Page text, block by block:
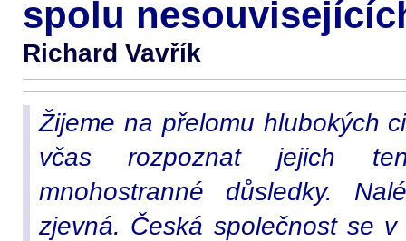
spolu
Richard Vavřík
Žijeme na přelomu hlubokých
včas rozpoznat jejich
mnohostranné důsledky.
zjevná. Česká společnost se